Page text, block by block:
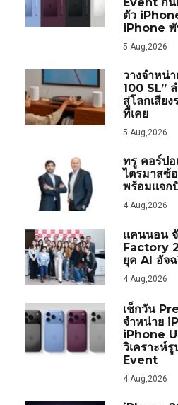
ตัว
iPhone พั
5 Aug,2026
วางจำหน่
100 SL”
สู่โลกเสีย
ที่เคย
5 Aug,2026
ทรู คอร์ปอ
ไตรมาสซ้
พร้อมแจก
4 Aug,2026
แคนนอน
Factory
ยุค AI อัจฉ
4 Aug,2026
เช็กวัน
จำหน่าย
iPhone
วิเคราะห์
Event
4 Aug,2026